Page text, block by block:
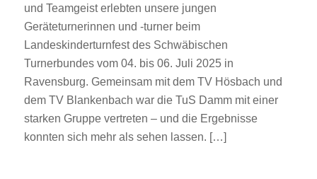
und Teamgeist erlebten unsere jungen
Geräteturnerinnen und -turner beim
Landeskinderturnfest des Schwäbischen
Turnerbundes vom 04. bis 06. Juli 2025 in
Ravensburg. Gemeinsam mit dem TV Hösbach und
dem TV Blankenbach war die TuS Damm mit einer
starken Gruppe vertreten – und die Ergebnisse
konnten sich mehr als sehen lassen. […]